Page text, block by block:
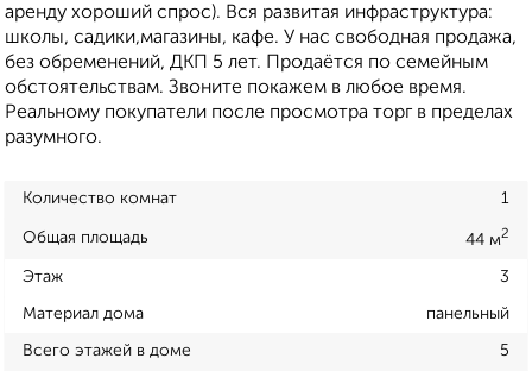
аренду хороший спрос). Вся развитая инфраструктура:
школы, садики,магазины, кафе. У нас свободная продажа,
без обременений, ДКП 5 лет. Продаётся по семейным
обстоятельствам. Звоните покажем в любое время.
Реальному покупатели после просмотра торг в пределах
разумного.
Количество комнат 1
Общая площадь 44 м2
Этаж 3
Материал дома панельный
Всего этажей в доме 5